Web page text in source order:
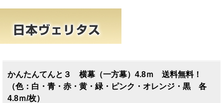
かんたんてんと３ 横幕（一方幕）4.8ｍ 送料無料！
（色：白・青・赤・黄・緑・ピンク・オレンジ・黒 各
4.8ｍ/枚）